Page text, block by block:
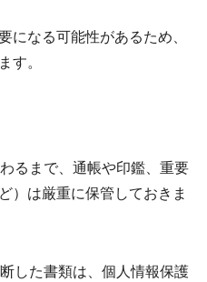
になる可能性があるため、
す。
るまで、通帳や印鑑、重要
）は厳重に保管しておきま
した書類は、 個人情報保護